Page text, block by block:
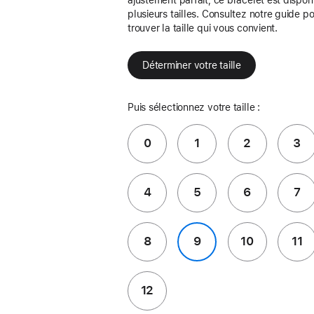
plusieurs tailles. Consultez notre guide
trouver la taille qui vous convient.
Déterminer votre taille
Puis sélectionnez votre taille :
0 1 2 3
4 5 6 7
8 9 10 11
12